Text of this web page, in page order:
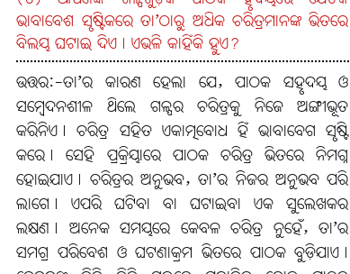
ଭାବାବେଶ ସୃଷ୍ଟିକରେ ତା’ଠାରୁ ଅଧିକ ଚରିତ୍ରମାନଙ୍କ ଭିତରେ
ବିଲୟ ଘଟାଇ ଦିଏ। ଏଭଳି କାହିଁକି ହୁଏ?
ଉତ୍ତର:-ତା’ର କାରଣ ହେଲା ଯେ, ପାଠକ ସହୃଦୟ ଓ
ସମ୍ବେଦନଶୀଳ ଥିଲେ ଗଳ୍ପର ଚରିତ୍ରକୁ ନିଜେ ଅଙ୍ଗୀଭୂତ
କରିନିଏ। ଚରିତ୍ର ସହିତ ଏକାତ୍ମବୋଧ ହିଁ ଭାବାବେଗ ସୃଷ୍ଟି
କରେ। ସେହି ପ୍ରକ୍ରିୟାରେ ପାଠକ ଚରିତ୍ର ଭିତରେ ନିମଗ୍ନ
ହୋଇଯାଏ। ଚରିତ୍ରର ଅନୁଭବ, ତା’ର ନିଜର ଅନୁଭବ ପରି
ଲାଗେ। ଏପରି ଘଟିବା ବା ଘଟାଇବା ଏକ ସୁଲେଖକର
ଲକ୍ଷଣ। ଅନେକ ସମୟରେ କେବଳ ଚରିତ୍ର ନୁହେଁ, ତା’ର
ସମଗ୍ର ପରିବେଶ ଓ ଘଟଣାକ୍ରମ ଭିତରେ ପାଠକ ବୁଡ଼ିଯାଏ।